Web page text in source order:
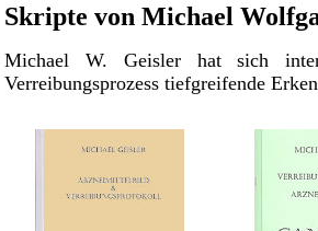
Skripte von Michael
Michael W. Geisler hat sich
Verreibungsprozess tiefgreifende